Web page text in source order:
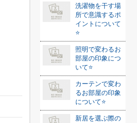
洗濯物を干す場
所で意識するポ
イントについて
⭐️
照明で変わるお
部屋の印象につ
いて⭐️
カーテンで変わ
るお部屋の印象
について⭐️
新居を選ぶ際の